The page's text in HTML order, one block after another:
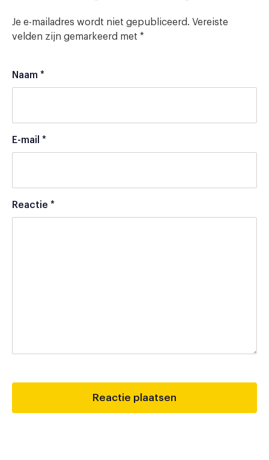
Je e-mailadres wordt niet gepubliceerd. Vereiste
velden zijn gemarkeerd met *
Naam *
E-mail *
Reactie *